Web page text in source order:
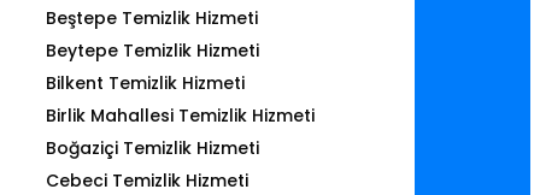
Beştepe Temizlik Hizmeti
Beytepe Temizlik Hizmeti
Bilkent Temizlik Hizmeti
Birlik Mahallesi Temizlik Hizmeti
Boğaziçi Temizlik Hizmeti
Cebeci Temizlik Hizmeti